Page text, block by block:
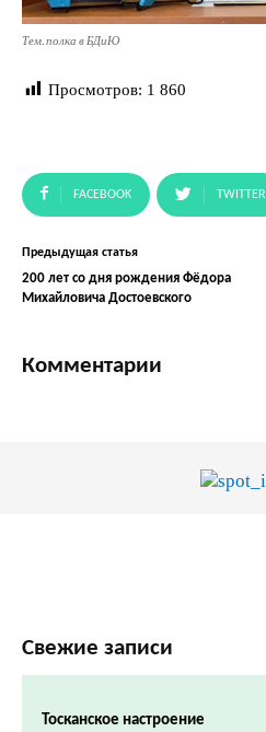
Тем. полка в БДиЮ
Просмотров: 1 860
FACEBOOK TWITTER
Предыдущая статья
200 лет со дня рождения Фёдора
Михайловича Достоевского
Комментарии
Свежие записи
Тосканское настроение